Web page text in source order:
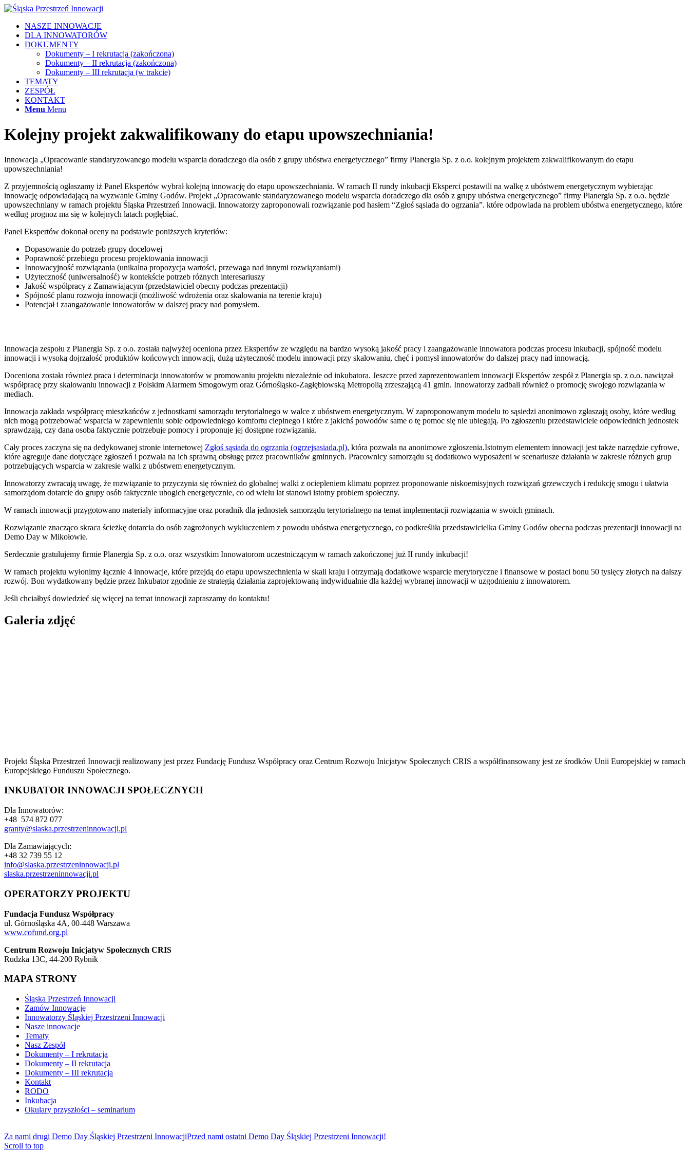
NASZE INNOWACJE
DLA INNOWATORÓW
DOKUMENTY
Dokumenty – I rekrutacja (zakończona)
Dokumenty – II rekrutacja (zakończona)
Dokumenty – III rekrutacja (w trakcie)
TEMATY
ZESPÓŁ
KONTAKT
Menu Menu
Kolejny projekt zakwalifikowany do etapu upowszechniania!
Innowacja „Opracowanie standaryzowanego modelu wsparcia doradczego dla osób z grupy ubóstwa energetycznego” firmy Planergia Sp. z o.o. kolejnym projektem zakwalifikowanym do etapu
upowszechniania!
Z przyjemnością ogłaszamy iż Panel Ekspertów wybrał kolejną innowację do etapu upowszechniania. W ramach II rundy inkubacji Eksperci postawili na walkę z ubóstwem energetycznym wybierając
innowację odpowiadającą na wyzwanie Gminy Godów. Projekt „Opracowanie standaryzowanego modelu wsparcia doradczego dla osób z grupy ubóstwa energetycznego” firmy Planergia Sp. z o.o. będzie
upowszechniany w ramach projektu Śląska Przestrzeń Innowacji. Innowatorzy zaproponowali rozwiązanie pod hasłem “Zgłoś sąsiada do ogrzania”. które odpowiada na problem ubóstwa energetycznego, które
według prognoz ma się w kolejnych latach pogłębiać.
Panel Ekspertów dokonał oceny na podstawie poniższych kryteriów:
Dopasowanie do potrzeb grupy docelowej
Poprawność przebiegu procesu projektowania innowacji
Innowacyjność rozwiązania (unikalna propozycja wartości, przewaga nad innymi rozwiązaniami)
Użyteczność (uniwersalność) w kontekście potrzeb różnych interesariuszy
Jakość współpracy z Zamawiającym (przedstawiciel obecny podczas prezentacji)
Spójność planu rozwoju innowacji (możliwość wdrożenia oraz skalowania na terenie kraju)
Potencjał i zaangażowanie innowatorów w dalszej pracy nad pomysłem.
Innowacja zespołu z Planergia Sp. z o.o. została najwyżej oceniona przez Ekspertów ze względu na bardzo wysoką jakość pracy i zaangażowanie innowatora podczas procesu inkubacji, spójność modelu
innowacji i wysoką dojrzałość produktów końcowych innowacji, dużą użyteczność modelu innowacji przy skalowaniu, chęć i pomysł innowatorów do dalszej pracy nad innowacją.
Doceniona została również praca i determinacja innowatorów w promowaniu projektu niezależnie od inkubatora. Jeszcze przed zaprezentowaniem innowacji Ekspertów zespół z Planergia sp. z o.o. nawiązał
współpracę przy skalowaniu innowacji z Polskim Alarmem Smogowym oraz Górnośląsko-Zagłębiowską Metropolią zrzeszającą 41 gmin. Innowatorzy zadbali również o promocję swojego rozwiązania w
mediach.
Innowacja zakłada współpracę mieszkańców z jednostkami samorządu terytorialnego w walce z ubóstwem energetycznym. W zaproponowanym modelu to sąsiedzi anonimowo zgłaszają osoby, które według
nich mogą potrzebować wsparcia w zapewnieniu sobie odpowiedniego komfortu cieplnego i które z jakichś powodów same o tę pomoc się nie ubiegają. Po zgłoszeniu przedstawiciele odpowiednich jednostek
sprawdzają, czy dana osoba faktycznie potrzebuje pomocy i proponuje jej dostępne rozwiązania.
Cały proces zaczyna się na dedykowanej stronie internetowej Zgłoś sąsiada do ogrzania (ogrzejsasiada.pl), która pozwala na anonimowe zgłoszenia.Istotnym elementem innowacji jest także narzędzie cyfrowe,
które agreguje dane dotyczące zgłoszeń i pozwala na ich sprawną obsługę przez pracowników gminnych. Pracownicy samorządu są dodatkowo wyposażeni w scenariusze działania w zakresie różnych grup
potrzebujących wsparcia w zakresie walki z ubóstwem energetycznym.
Innowatorzy zwracają uwagę, że rozwiązanie to przyczynia się również do globalnej walki z ociepleniem klimatu poprzez proponowanie niskoemisyjnych rozwiązań grzewczych i redukcję smogu i ułatwia
samorządom dotarcie do grupy osób faktycznie ubogich energetycznie, co od wielu lat stanowi istotny problem społeczny.
W ramach innowacji przygotowano materiały informacyjne oraz poradnik dla jednostek samorządu terytorialnego na temat implementacji rozwiązania w swoich gminach.
Rozwiązanie znacząco skraca ścieżkę dotarcia do osób zagrożonych wykluczeniem z powodu ubóstwa energetycznego, co podkreśliła przedstawicielka Gminy Godów obecna podczas prezentacji innowacji na
Demo Day w Mikołowie.
Serdecznie gratulujemy firmie Planergia Sp. z o.o. oraz wszystkim Innowatorom uczestniczącym w ramach zakończonej już II rundy inkubacji!
W ramach projektu wyłonimy łącznie 4 innowacje, które przejdą do etapu upowszechnienia w skali kraju i otrzymają dodatkowe wsparcie merytoryczne i finansowe w postaci bonu 50 tysięcy złotych na dalszy
rozwój. Bon wydatkowany będzie przez Inkubator zgodnie ze strategią działania zaprojektowaną indywidualnie dla każdej wybranej innowacji w uzgodnieniu z innowatorem.
Jeśli chciałbyś dowiedzieć się więcej na temat innowacji zapraszamy do kontaktu!
Galeria zdjęć
Projekt Śląska Przestrzeń Innowacji realizowany jest przez Fundację Fundusz Współpracy oraz Centrum Rozwoju Inicjatyw Społecznych CRIS a współfinansowany jest ze środków Unii Europejskiej w ramach
Europejskiego Funduszu Społecznego.
INKUBATOR INNOWACJI SPOŁECZNYCH
Dla Innowatorów:
+48 574 872 077
granty@slaska.przestrzeninnowacji.pl
Dla Zamawiających:
+48 32 739 55 12
info@slaska.przestrzeninnowacji.pl
slaska.przestrzeninnowacji.pl
OPERATORZY PROJEKTU
Fundacja Fundusz Współpracy
ul. Górnośląska 4A, 00-448 Warszawa
www.cofund.org.pl
Centrum Rozwoju Inicjatyw Społecznych CRIS
Rudzka 13C, 44-200 Rybnik
MAPA STRONY
Śląska Przestrzeń Innowacji
Zamów Innowację
Innowatorzy Śląskiej Przestrzeni Innowacji
Nasze innowacje
Tematy
Nasz Zespół
Dokumenty – I rekrutacja
Dokumenty – II rekrutacja
Dokumenty – III rekrutacja
Kontakt
RODO
Inkubacja
Okulary przyszłości – seminarium
Za nami drugi Demo Day Śląskiej Przestrzeni InnowacjiPrzed nami ostatni Demo Day Śląskiej Przestrzeni Innowacji!
Scroll to top